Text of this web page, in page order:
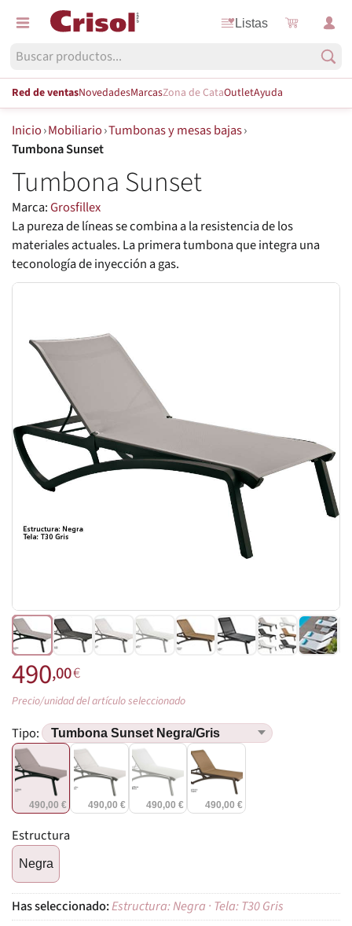
Listas
Red de ventasNovedadesMarcasZona de CataOutletAyuda
Inicio›Mobiliario›Tumbonas y mesas bajas›
Tumbona Sunset
Tumbona Sunset
Marca:Grosfillex
La pureza de líneas se combina a la resistencia de los
materiales actuales. La primera tumbona que integra una
teconología de inyección a gas.
490,00€
Precio/unidad del artículo seleccionado
Tipo:
490,00 € 490,00 € 490,00 € 490,00 €
Estructura
Negra
Estructura: Negra · Tela: T30 Gris